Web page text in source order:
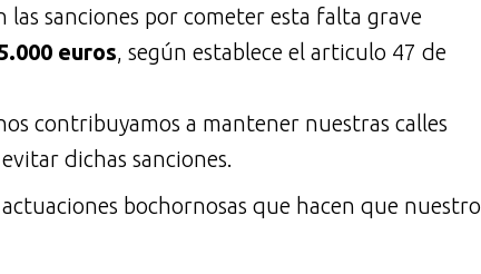
sanciones por cometer esta falta grave
euros, según establece el articulo 47 de
contribuyamos a mantener nuestras calles
dichas sanciones.
bochornosas que hacen que nuestro